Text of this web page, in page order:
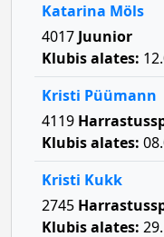
Katarina Möls
4017 Juunior
Klubis alates:
Kristi Püümann
4119
Klubis alates:
Kristi Kukk
2745
Klubis alates: